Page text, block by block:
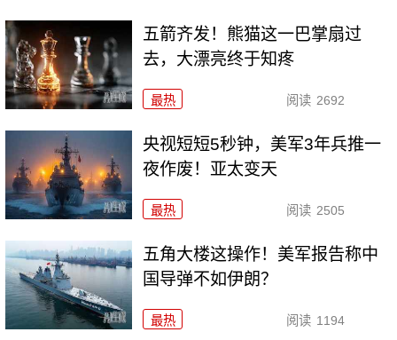
五箭齐发！熊猫这一巴掌扇过
去，大漂亮终于知疼
最热 阅读 2692
央视短短5秒钟，美军3年兵推一
夜作废！亚太变天
最热 阅读 2505
五角大楼这操作！美军报告称中
国导弹不如伊朗？
最热 阅读 1194